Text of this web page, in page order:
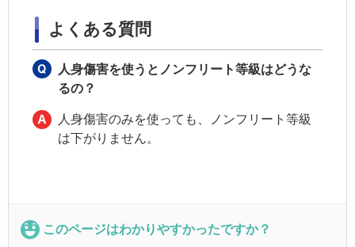
よくある質問
人身傷害を使うとノンフリート等級はどうな
るの？
人身傷害のみを使っても、ノンフリート等級
は下がりません。
このページはわかりやすかったですか？